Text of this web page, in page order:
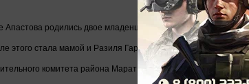
Апастова родились двое младенцев. У Ландыш Билаловой
этого стала мамой и Разиля Гараева из Апастова, у
комитета района Марат Ногманов по традиции от